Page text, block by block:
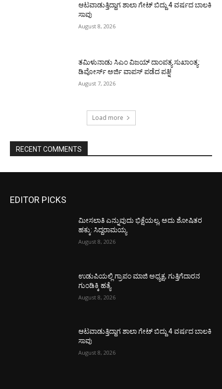
ಆಟವಾಡುತ್ತಿದ್ದಾಗ ಶಾಲಾ ಗೇಟ್‌ ಬಿದ್ದು 4 ವರ್ಷದ ಬಾಲಕಿ
ಸಾವು
August 8, 2026
ತಮಿಳುನಾಡು ಸಿಎಂ ವಿಜಯ್‌ ದಾಂಪತ್ಯ ಸುಖಾಂತ್ಯ:
ಡಿವೋರ್ಸ್‌ ಅರ್ಜಿ ವಾಪಸ್‌ ಪಡೆದ ಪತ್ನಿ!
August 7, 2026
Load more
RECENT COMMENTS
EDITOR PICKS
ಮೀಸಲಾತಿ ಎನ್ನುವುದು ಭಿಕ್ಷೆಯಲ್ಲ, ಅದು ಶೋಷಿತರ
ಹಕ್ಕು: ಸಿದ್ದರಾಮಯ್ಯ
August 8, 2026
ಉಡುಪಿಯಲ್ಲಿ ಗ್ರಾಪಂ ಮಾಜಿ ಅಧ್ಯಕ್ಷ, ಗುತ್ತಿಗೆದಾರನ
ಗುಂಡಿಕ್ಕಿ ಹತ್ಯೆ
August 8, 2026
ಆಟವಾಡುತ್ತಿದ್ದಾಗ ಶಾಲಾ ಗೇಟ್‌ ಬಿದ್ದು 4 ವರ್ಷದ ಬಾಲಕಿ
ಸಾವು
August 8, 2026